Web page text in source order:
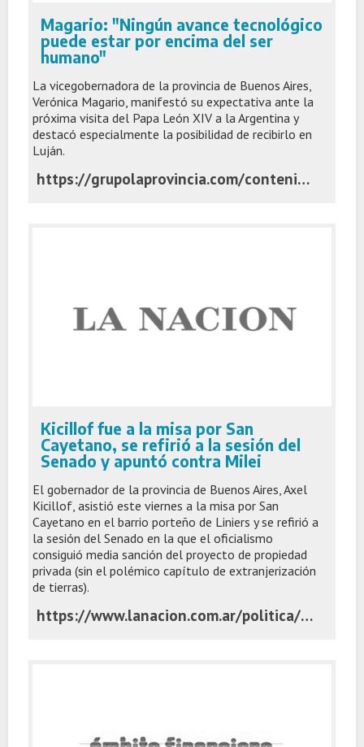
Magario: "Ningún avance tecnológico
puede estar por encima del ser
humano"
La vicegobernadora de la provincia de Buenos Aires,
Verónica Magario, manifestó su expectativa ante la
próxima visita del Papa León XIV a la Argentina y
destacó especialmente la posibilidad de recibirlo en
Luján.
https://grupolaprovincia.com/contenido/600396/magario-ningunavancetecnologicopuedeestarporencimadelserhumano
Kicillof fue a la misa por San
Cayetano, se refirió a la sesión del
Senado y apuntó contra Milei
El gobernador de la provincia de Buenos Aires, Axel
Kicillof, asistió este viernes a la misa por San
Cayetano en el barrio porteño de Liniers y se refirió a
la sesión del Senado en la que el oficialismo
consiguió media sanción del proyecto de propiedad
privada (sin el polémico capítulo de extranjerización
de tierras).
https://www.lanacion.com.ar/politica/kicillof-fue-a-la-misa-por-san-cayetano-se-refirio-a-la-sesion-del-senado-y-apunto-contra-milei-nid07082026/